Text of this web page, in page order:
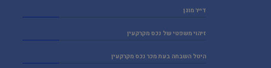
דייר מוגן
זיהוי משפטי של נכס מקרקעין
היטל השבחה בעת מכר נכס מקרקעין